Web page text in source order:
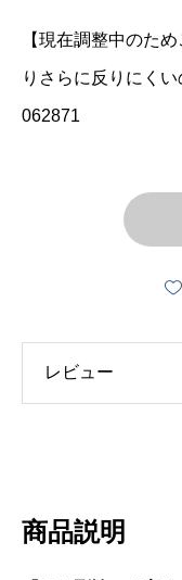
【現在調整中のた
りさらに反りにく
062871
レビュー
レビュー投
商品説明